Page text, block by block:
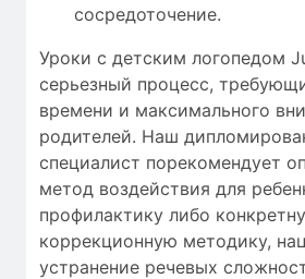
сосредоточение.
Уроки с детским логопедом
серьезный процесс,
времени и максимального
родителей. Наш
специалист порекомендует
метод воздействия для
профилактику либо
коррекционную методику,
устранение речевых